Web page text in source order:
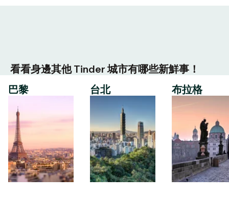
看看身邊其他 Tinder 城市有哪些新鮮事！
巴黎
台北 布拉格